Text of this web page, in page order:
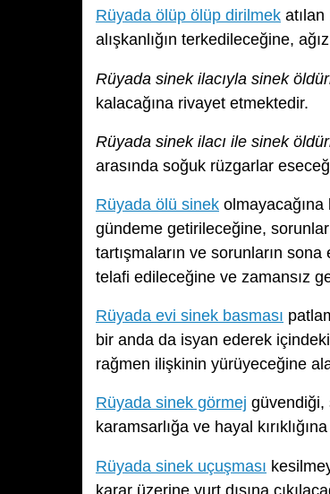
Rüyada ölüp ölüp dirilmek
alışkanlığın terkedileceğine,
Rüyada sinek ilacıyla sinek
kalacağına rivayet etmektedir.
Rüyada sinek ilacı ile sinek
arasında soğuk rüzgarlar
Rüyada ölü sinek olmayacağına
gündeme getirileceğine,
tartışmaların ve sorunların
telafi edileceğine ve zamansız
Rüyada evi sinek basması
bir anda da isyan ederek
rağmen ilişkinin yürüyeceğine
Rüyada sinek görmej güvendiği,
karamsarlığa ve hayal
Rüyada sinek uçuşması
karar üzerine yurt dışına